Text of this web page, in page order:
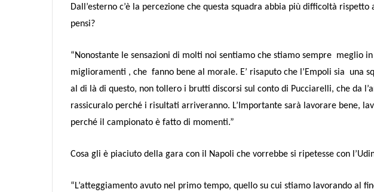
Dall’esterno c’è la percezione che questa squadra abbia più difficoltà
pensi?
“Nonostante le sensazioni di molti noi sentiamo che stiamo sempre meglio
miglioramenti , che fanno bene al morale. E’ risaputo che l’Empoli sia una
al di là di questo, non tollero i brutti discorsi sul conto di Pucciarelli, che da
rassicuralo perché i risultati arriveranno. L’Importante sarà lavorare bene,
perché il campionato è fatto di momenti.”
Cosa gli è piaciuto della gara con il Napoli che vorrebbe si ripetesse con
“L’atteggiamento avuto nel primo tempo, quello su cui stiamo lavorando al